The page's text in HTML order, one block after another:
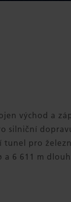
východ a
silniční
tunel pro
6 611 m